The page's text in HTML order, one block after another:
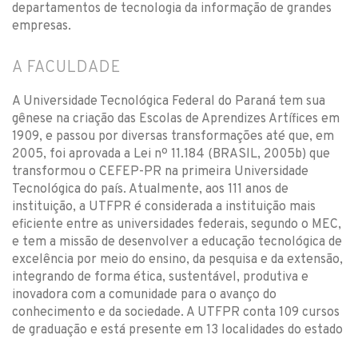
departamentos de tecnologia da informação de grandes
empresas.
A FACULDADE
A Universidade Tecnológica Federal do Paraná tem sua
gênese na criação das Escolas de Aprendizes Artífices em
1909, e passou por diversas transformações até que, em
2005, foi aprovada a Lei nº 11.184 (BRASIL, 2005b) que
transformou o CEFEP-PR na primeira Universidade
Tecnológica do país. Atualmente, aos 111 anos de
instituição, a UTFPR é considerada a instituição mais
eficiente entre as universidades federais, segundo o MEC,
e tem a missão de desenvolver a educação tecnológica de
excelência por meio do ensino, da pesquisa e da extensão,
integrando de forma ética, sustentável, produtiva e
inovadora com a comunidade para o avanço do
conhecimento e da sociedade. A UTFPR conta 109 cursos
de graduação e está presente em 13 localidades do estado